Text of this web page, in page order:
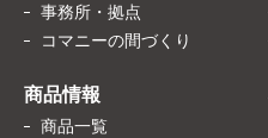
事務所・拠点
コマニーの間づくり
商品情報
商品一覧